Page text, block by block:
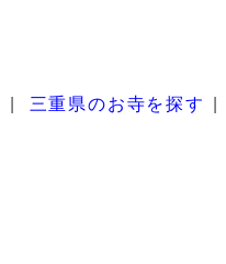
三重県のお寺を探す